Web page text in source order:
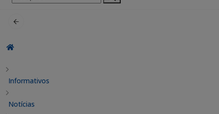
por:
Informativos
Notícias